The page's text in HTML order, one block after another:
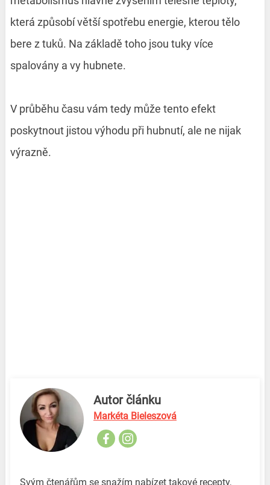
která způsobí větší spotřebu energie, kterou tělo
bere z tuků. Na základě toho jsou tuky více
spalovány a vy hubnete.
V průběhu času vám tedy může tento efekt
poskytnout jistou výhodu při hubnutí, ale ne nijak
výrazně.
Autor článku
Markéta Bieleszová
Svým čtenářům se snažím nabízet takové recepty,